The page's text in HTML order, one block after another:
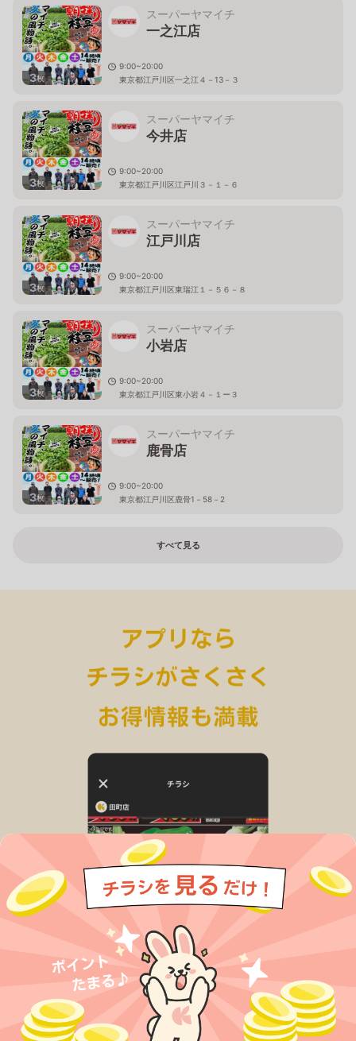
3枚
スーパーヤマイチ
一之江店
9:00~20:00
東京都江戸川区一之江４－13－３
3枚
スーパーヤマイチ
今井店
9:00~20:00
東京都江戸川区江戸川３－１－６
3枚
スーパーヤマイチ
江戸川店
9:00~20:00
東京都江戸川区東瑞江１－５６－８
3枚
スーパーヤマイチ
小岩店
9:00~20:00
東京都江戸川区東小岩４－１ー３
3枚
スーパーヤマイチ
鹿骨店
9:00~20:00
東京都江戸川区鹿骨1－58－2
すべて見る